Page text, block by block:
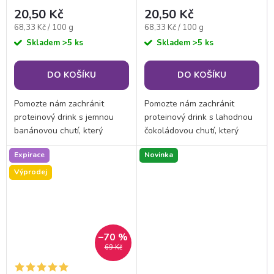
20,50 Kč
Měrná
cena:
68,33 Kč / 100 g
Skladem >5 ks
DO KOŠÍKU
Pomozte nám zachránit
proteinový drink s jemnou
banánovou chutí, který
prošel datem minimální
trvanlivosti 31. 5. 2026, ale
stále je zcela bezpečný a
20,50 Kč
Měrná
cena:
68,33 Kč / 100 g
Skladem >5 ks
DO KOŠÍKU
Pomozte nám zachránit
proteinový drink s lahodnou
čokoládovou chutí, který
prošel datem minimální
trvanlivosti 31. 5. 2026, ale
Expirace
Výprodej
69 Kč
–70 %
Novinka